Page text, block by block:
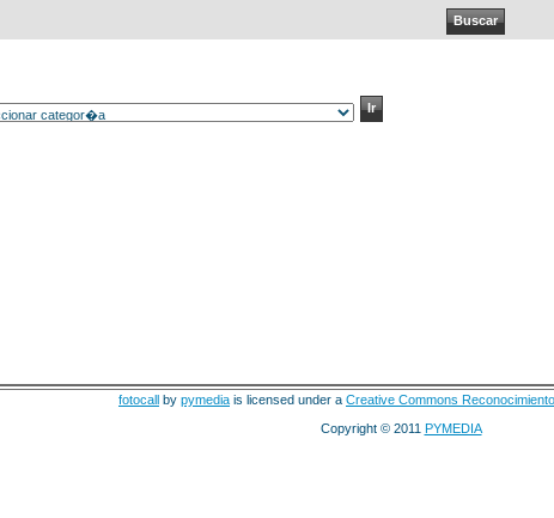
fotocall by pymedia is licensed under a Creative Commons
Copyright © 2011 PYMEDIA